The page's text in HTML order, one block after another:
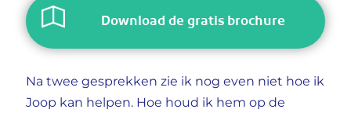
Download de gratis brochure
Na twee gesprekken zie ik nog even niet hoe ik
Joop kan helpen. Hoe houd ik hem op de